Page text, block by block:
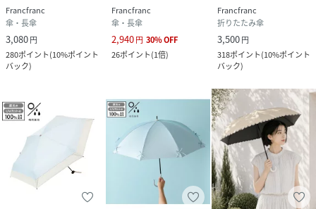
Francfranc
傘・長傘
3,080円
280ポイント(10%ポイント
バック)
Francfranc
傘・長傘
2,940円 30%OFF
26ポイント(1倍)
Francfranc
折りたたみ傘
3,500円
318ポイント(10%ポイント
バック)